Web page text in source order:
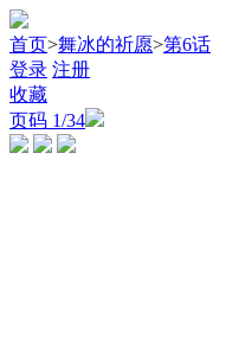
首页>舞冰的祈愿>第6话
登录 注册
收藏
页码 1/34